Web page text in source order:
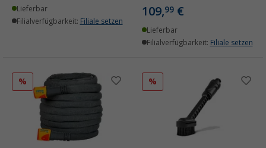
Lieferbar
Filialverfügbarkeit: Filiale setzen
109,99 €
Lieferbar
Filialverfügbarkeit: Filiale setzen
% %